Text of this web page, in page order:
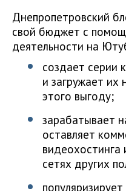
Днепропетровский
свой бюджет с
деятельности на
создает серии
и загружает их
этого выгоду;
зарабатывает
оставляет
видеохостинга
сетях других